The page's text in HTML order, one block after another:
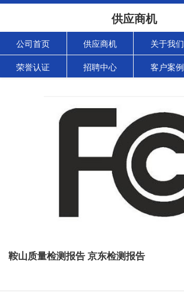
供应商机
公司首页 供应商机 关于我们
荣誉认证 招聘中心 客户案例
鞍山质量检测报告 京东检测报告